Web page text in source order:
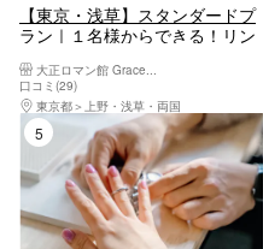
【東京・浅草】スタンダードプ
ラン｜１名様からできる！リン
大正ロマン館 Grace...
口コミ(29)
東京都
上野・浅草・両国
5位